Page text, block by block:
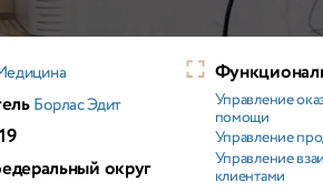
Борлас Эдит
округ
Управление
помощи
Управление
Управление
клиентами